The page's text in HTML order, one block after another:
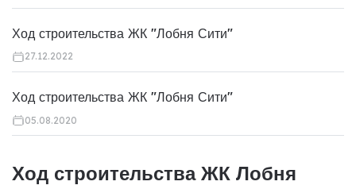
Ход строительства ЖК "Лобня Сити"
27.12.2022
Ход строительства ЖК "Лобня Сити"
05.08.2020
Ход строительства ЖК Лобня